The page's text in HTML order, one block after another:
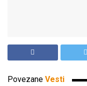
Povezane Vesti